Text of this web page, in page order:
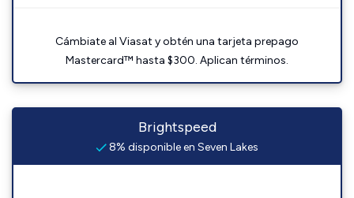
Cámbiate al Viasat y obtén una tarjeta prepago
Mastercard™ hasta $300. Aplican términos.
Brightspeed
8% disponible en Seven Lakes